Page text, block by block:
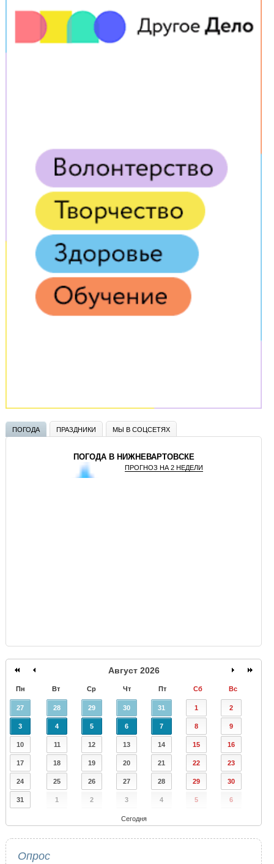
ПОГОДА ПРАЗДНИКИ МЫ В СОЦСЕТЯХ
ПОГОДА В НИЖНЕВАРТОВСКЕ
ПРОГНОЗ НА 2 НЕДЕЛИ
Август 2026
Пн Вт Ср Чт Пт Сб Вс
27 28 29 30 31 1 2
3 4 5 6 7 8 9
10 11 12 13 14 15 16
17 18 19 20 21 22 23
24 25 26 27 28 29 30
31 1 2 3 4 5 6
Сегодня
Опрос